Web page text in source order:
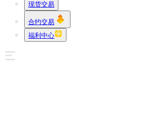
现货交易
合约交易
福利中心